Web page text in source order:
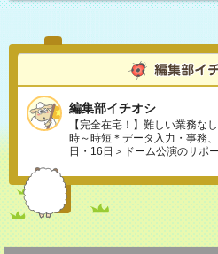
編集部イチオシ
【完全在宅！】難しい業務な
時～時短＊データ入力・事務
日・16日＞ドーム公演のサポ